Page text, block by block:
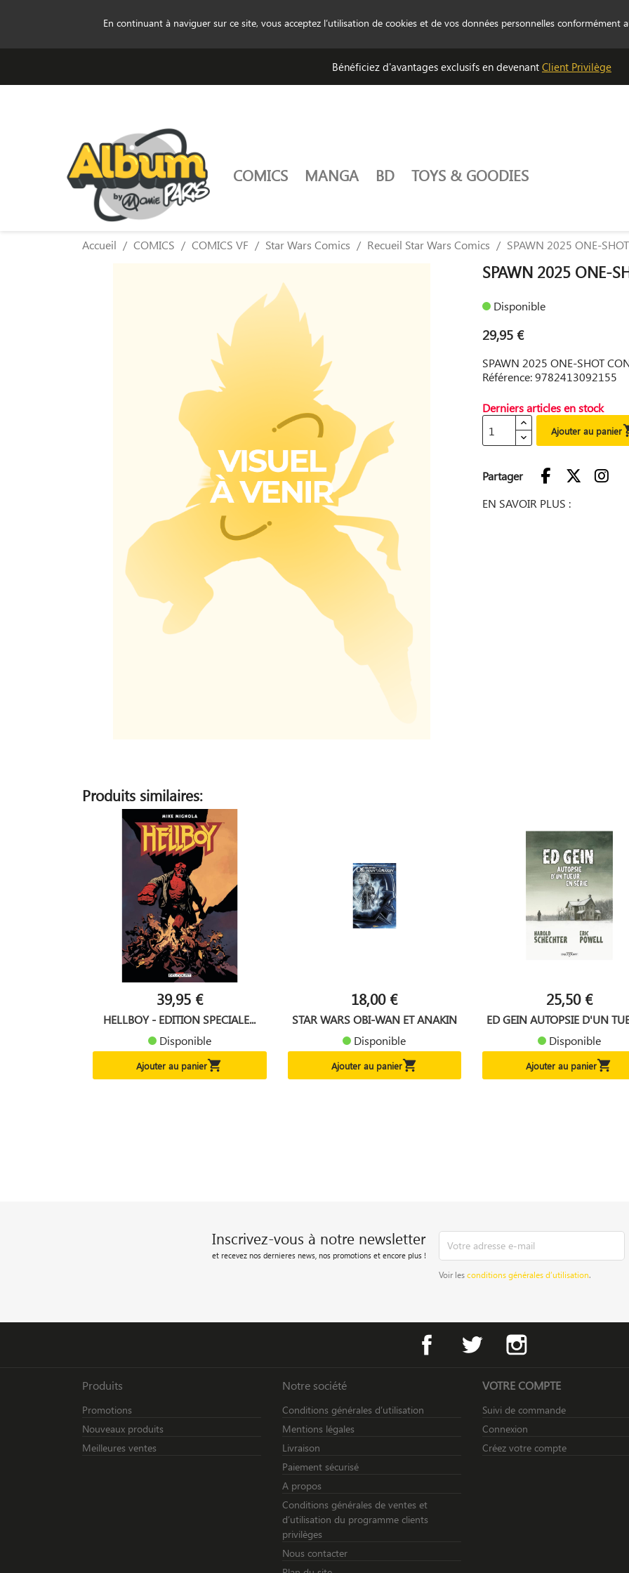
En continuant à naviguer sur ce site, vous acceptez l’utilisation de cookies et de vos données personnelles conformément
Bénéficiez d'avantages exclusifs en devenant Client Privilège
COMICS MANGA BD TOYS & GOODIES
Accueil COMICS COMICS VF Star Wars Comics Recueil Star Wars Comics SPAWN 2025 ONE-SHOT
SPAWN 2025 ONE-
Disponible
29,95 €
SPAWN 2025 ONE-SHOT
Référence: 9782413092155
Derniers articles en stock
Ajouter au panier
Partager
EN SAVOIR PLUS :
Produits similaires:
39,95 €
HELLBOY - EDITION SPECIALE...
Disponible
Ajouter au panier
18,00 €
STAR WARS OBI-WAN ET ANAKIN
Disponible
Ajouter au panier
25,50 €
ED GEIN AUTOPSIE D'UN
Disponible
Ajouter au panier
Inscrivez-vous à notre newsletter
et recevez nos dernieres news, nos promotions et encore plus !
Voir lesconditions générales d’utilisation.
Facebook Twitter
Produits
Promotions
Nouveaux produits
Meilleures ventes
Notre société
Conditions générales d’utilisation
Mentions légales
Livraison
Paiement sécurisé
A propos
Conditions générales de ventes et
d’utilisation du programme clients
privilèges
Nous contacter
VOTRE COMPTE
Suivi de commande
Connexion
Créez votre compte